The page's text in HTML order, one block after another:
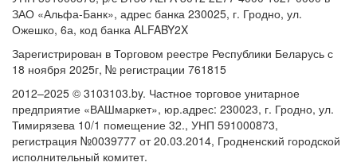
ЗАО «Альфа-Банк», адрес банка 230025, г. Гродно, ул.
Ожешко, 6а, код банка ALFABY2X
Зарегистрирован в Торговом реестре Республики Беларусь с
18 ноября 2025г, № регистрации 761815
2012–2025 © 3103103.by. Частное торговое унитарное
предприятие «ВАШмаркет», юр.адрес: 230023, г. Гродно, ул.
Тимирязева 10/1 помещение 32., УНП 591000873,
регистрация №0039777 от 20.03.2014, Гродненский городской
исполнительный комитет.